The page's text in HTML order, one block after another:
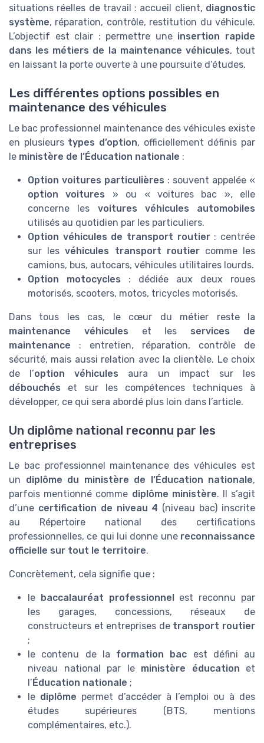
situations réelles de travail : accueil client, diagnostic
système, réparation, contrôle, restitution du véhicule.
L’objectif est clair : permettre une insertion rapide
dans les métiers de la maintenance véhicules, tout
en laissant la porte ouverte à une poursuite d’études.
Les différentes options possibles en
maintenance des véhicules
Le bac professionnel maintenance des véhicules existe
en plusieurs types d’option, officiellement définis par
le ministère de l’Éducation nationale :
Option voitures particulières : souvent appelée «
option voitures » ou « voitures bac », elle
concerne les voitures véhicules automobiles
utilisés au quotidien par les particuliers.
Option véhicules de transport routier: centrée
sur lesvéhicules transport routiercomme les
camions, bus, autocars, véhicules utilitaires lourds.
Option motocycles : dédiée aux deux roues
motorisés, scooters, motos, tricycles motorisés.
Dans tous les cas, le cœur du métier reste la
maintenance véhicules et les services de
maintenance : entretien, réparation, contrôle de
sécurité, mais aussi relation avec la clientèle. Le choix
de l’option véhicules aura un impact sur les
débouchés et sur les compétences techniques à
développer, ce qui sera abordé plus loin dans l’article.
Un diplôme national reconnu par les
entreprises
Le bac professionnel maintenance des véhicules est
un diplôme du ministère de l’Éducation nationale,
parfois mentionné comme diplôme ministère. Il s’agit
d’une certification de niveau 4 (niveau bac) inscrite
au Répertoire national des certifications
professionnelles, ce qui lui donne une reconnaissance
officielle sur tout le territoire.
Concrètement, cela signifie que :
le baccalauréat professionnel
est reconnu par
les garages, concessions, réseaux de
constructeurs et entreprises de transport routier
;
le contenu de la formation bac est défini au
niveau national par le ministère éducation et
l’ Éducation nationale ;
le diplôme permet d’accéder à l’emploi ou à des
études supérieures (BTS, mentions
complémentaires, etc.).